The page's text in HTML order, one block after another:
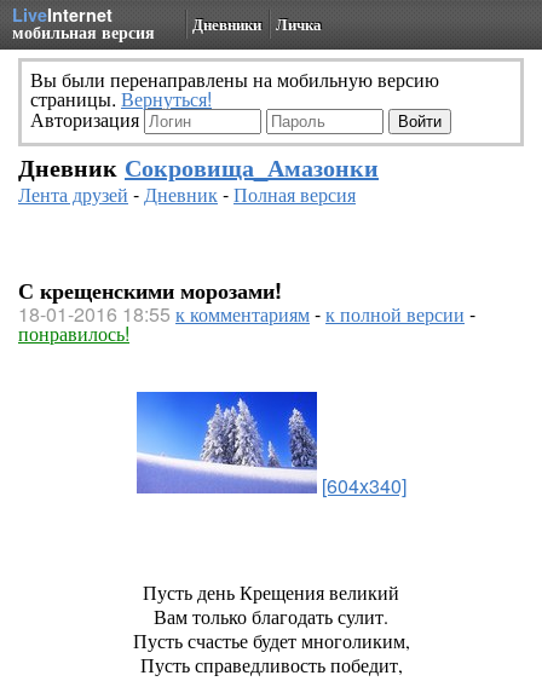
LiveInternet
мобильная версия Дневники Личка
Вы были перенаправлены на мобильную версию
страницы. Вернуться!
Авторизация
Дневник Сокровища_Амазонки
Лента друзей -Дневник-Полная версия
С крещенскими морозами!
18-01-2016 18:55 к комментариям-к полной версии -
понравилось!
[604x340]
Пусть день Крещения великий
Вам только благодать сулит.
Пусть счастье будет многоликим,
Пусть справедливость победит,